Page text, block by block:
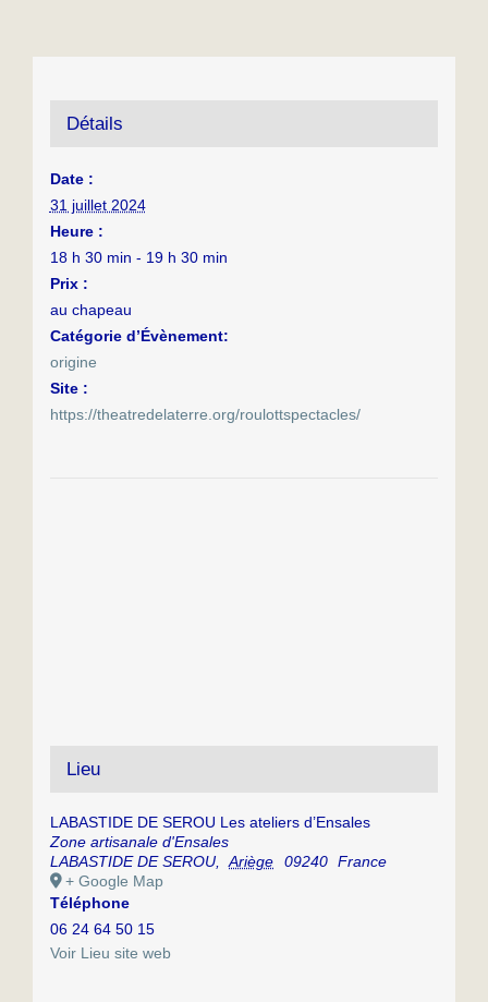
Détails
Date :
31 juillet 2024
Heure :
18 h 30 min - 19 h 30 min
Prix :
au chapeau
Catégorie d’Évènement:
origine
Site :
https://theatredelaterre.org/roulottspectacles/
Lieu
LABASTIDE DE SEROU Les ateliers d’Ensales
Zone artisanale d'Ensales
LABASTIDE DE SEROU, Ariège 09240 France
+ Google Map
Téléphone
06 24 64 50 15
Voir Lieu site web